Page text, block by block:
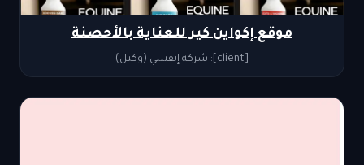
موقع إكواين كير للعناية بالأحصنة
[client]: شركة إنفينتي (وكيل)